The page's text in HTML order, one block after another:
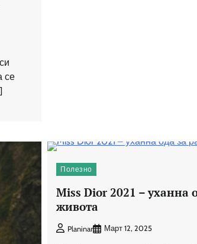
се
Полезно
Miss Dior 2021 – уханна
живота
Planinar Март 12, 2025